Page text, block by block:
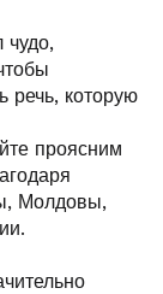
чудо,
речь, которую
проясним
Молдовы,